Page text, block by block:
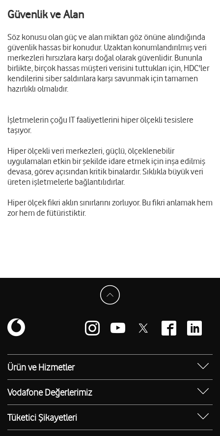
Güvenlik ve Alan
Söz konusu olan güç ve alan miktarı göz önüne alındığında
güvenlik hassas bir konudur. Uzaktan konumlandırılmış veri
merkezleri hırsızlara karşı doğal olarak güvenlidir. Bununla
birlikte, birçok hassas müşteri verisini tuttukları için, HDC'ler
kendilerini siber saldırılara karşı savunmak için tamamen
hazırlıklı olmalıdır.
İşletmelerin çoğu IT faaliyetlerini hiper ölçekli tesislere
taşıyor.
Hiper ölçekli veri merkezleri, güçlü, ölçeklenebilir
uygulamaları etkin bir şekilde idare etmek için inşa edilmiş
devasa, görev açısından kritik binalardır. Sıklıkla büyük veri
üreten işletmelerle bağlantılıdırlar.
Hiper ölçek fikri aklın sınırlarını zorluyor. Bu fikri anlamak hem
zor hem de fütüristiktir.
Ürün ve Hizmetler
Yanımda Uygulaması
Vodafone 4.5G
Ürünler
Toptan
Vodafone Değerlerimiz
Sosyal Destek
Erişilebilir Mağazalar
Tüketici Şikayetleri
Şikayet Talebi Oluşturma/Takibi